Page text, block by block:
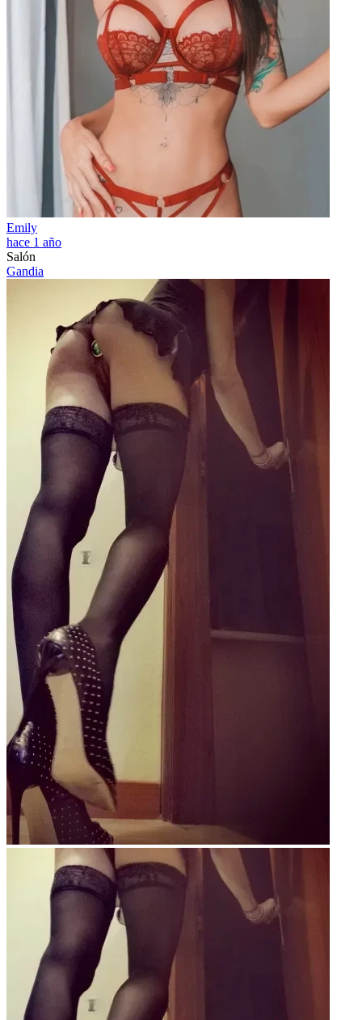
Emily
hace 1 año
Salón
Gandia